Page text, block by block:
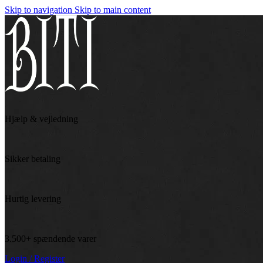
Skip to navigation Skip to main content
Hjælp & vejledning
Sikker betaling
Hurtig levering
3.500+ spændende varer
Login / Register